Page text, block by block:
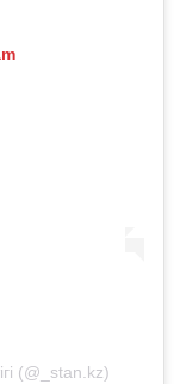
(@_stan.kz)